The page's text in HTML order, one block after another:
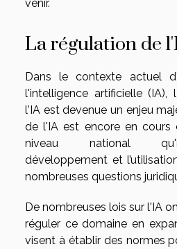
venir.
La régulation de
Dans le contexte actuel
l'intelligence artificielle (IA),
l'IA est devenue un enjeu
de l'IA est encore en cours
niveau national
développement et
nombreuses questions
De nombreuses lois sur l'IA
réguler ce domaine en
visent à établir des normes